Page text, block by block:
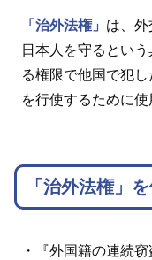
「治外法権」 は、
日本人を守るとい
る権限で他国で犯
を行使するために使
「治外法権」
・『外国籍の連続